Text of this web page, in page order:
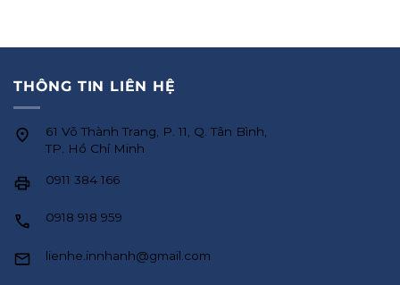
THÔNG TIN LIÊN HỆ
61 Võ Thành Trang, P. 11, Q. Tân Bình,
TP. Hồ Chí Minh
0911 384 166
0918 918 959
lienhe.innhanh@gmail.com